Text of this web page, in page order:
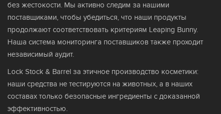
без жестокости. Мы активно следим за нашими
поставщиками, чтобы убедиться, что наши продукты
продолжают соответствовать критериям Leaping Bunny.
Наша система мониторинга поставщиков также проходит
независимый аудит.
Lock Stock & Barrel за этичное производство косметики:
наши средства не тестируются на животных, а в наших
составах только безопасные ингредиенты с доказанной
эффективностью.